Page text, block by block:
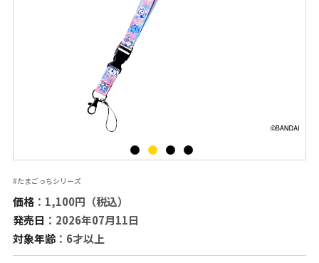
#たまごっちシリーズ
価格：1,100円（税込）
発売日 ：2026年07月11日
対象年齢：6才以上